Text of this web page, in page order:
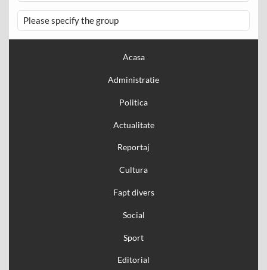
Please specify the group
Acasa
Administratie
Politica
Actualitate
Reportaj
Cultura
Fapt divers
Social
Sport
Editorial